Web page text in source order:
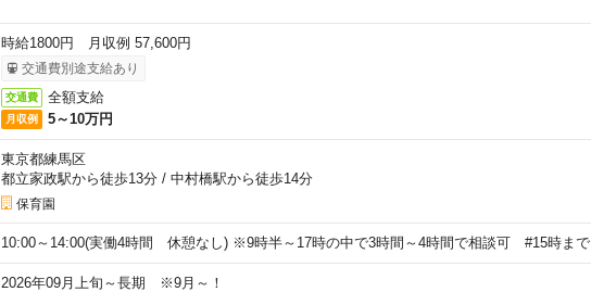
時給1800円 月収例 57,600円
交通費別途支給あり
交通費 全額支給
月収例 5～10万円
東京都練馬区
都立家政駅から徒歩13分/ 中村橋駅から徒歩14分
保育園
10:00～14:00(実働4時間 休憩なし) ※9時半～17時の中で3時間～4時間で相談可 #15時まで
2026年09月上旬～長期 ※9月～！